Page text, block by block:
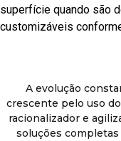
superfície quando são
customizáveis
A evolução
crescente pelo uso
racionalizador e
soluções